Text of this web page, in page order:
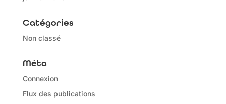
Catégories
Non classé
Méta
Connexion
Flux des publications